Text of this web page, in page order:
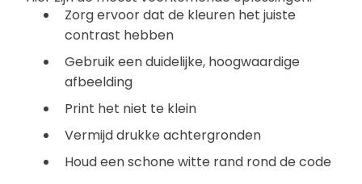
Zorg ervoor dat de kleuren het juiste
contrast hebben
Gebruik een duidelijke, hoogwaardige
afbeelding
Print het niet te klein
Vermijd drukke achtergronden
Houd een schone witte rand rond de code